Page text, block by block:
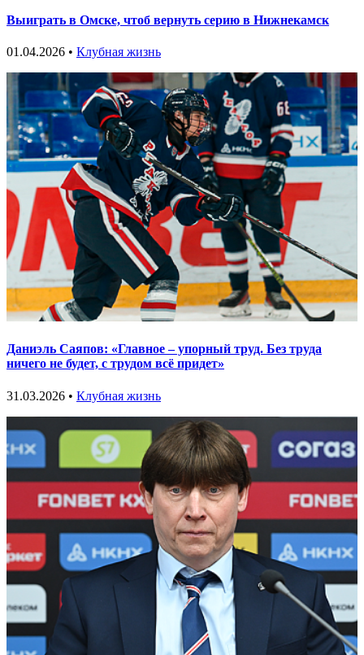
Выиграть в Омске, чтоб вернуть серию в Нижнекамск
01.04.2026 • Клубная жизнь
Даниэль Саяпов: «Главное – упорный труд. Без труда
ничего не будет, с трудом всё придет»
31.03.2026 • Клубная жизнь